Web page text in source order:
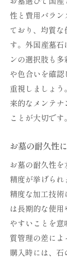
性と費用バラ
ており、均質
す。外国産墓石
ンの選択肢も
や色合いを確
重視しましょ
来的なメンテ
ことが大切です。
お墓の耐久性
お墓の耐久性
精度が挙げら
精度な加工技
は長期的な使
やすいことを
質管理の差によ
購入時には、